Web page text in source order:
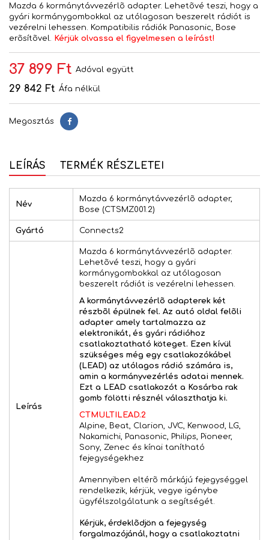
Mazda 6 kormánytávvezérlõ adapter. Lehetõvé teszi, hogy a
gyári kormánygombokkal az utólagosan beszerelt rádiót is
vezérelni lehessen. Kompatibilis rádiók Panasonic, Bose
erõsítõvel. Kérjük olvassa el figyelmesen a leírást!
37 899 Ft Adóval együtt
29 842 Ft Áfa nélkül
Megosztás Megosztás
LEÍRÁS TERMÉK RÉSZLETEI
Név
Mazda 6 kormánytávvezérlõ adapter,
Bose (CTSMZ001.2)
Gyártó Connects2
Leírás
Mazda 6 kormánytávvezérlõ adapter.
Lehetõvé teszi, hogy a gyári
kormánygombokkal az utólagosan
beszerelt rádiót is vezérelni lehessen.
A kormánytávvezérlõ adapterek két
részbõl épülnek fel. Az autó oldal felõli
adapter amely tartalmazza az
elektronikát, és gyári rádióhoz
csatlakoztatható köteget. Ezen kívül
szükséges még egy csatlakozókábel
(LEAD) az utólagos rádió számára is,
amin a kormányvezérlés adatai mennek.
Ezt a LEAD csatlakozót a Kosárba rak
gomb fölötti résznél választhatja ki.
CTMULTILEAD.2
Alpine, Beat, Clarion, JVC, Kenwood, LG,
Nakamichi, Panasonic, Philips, Pioneer,
Sony, Zenec és kínai tanítható
fejegységekhez
Amennyiben eltérõ márkájú fejegységgel
rendelkezik, kérjük, vegye igénybe
ügyfélszolgálatunk a segítségét.
Kérjük, érdeklõdjön a fejegység
forgalmazójánál, hogy a csatlakoztatni